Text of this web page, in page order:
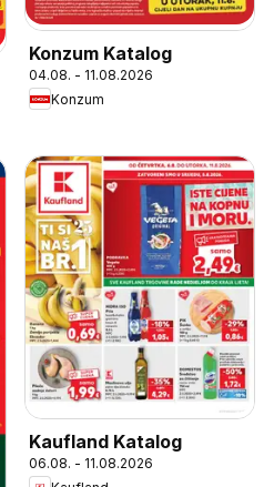
Konzum Katalog
04.08. - 11.08.2026
Konzum
Kaufland Katalog
06.08. - 11.08.2026